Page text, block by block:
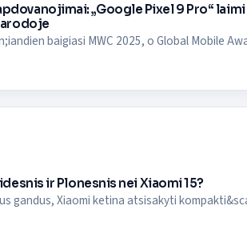
„Google Pixel 9 Pro“
baigiasi MWC 2025, o Global Mobile
ir Plonesnis nei Xiaomi 15?
gandus, Xiaomi ketina atsisakyti